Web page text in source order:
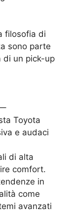
filosofia di
sono parte
di un pick-up
Toyota
e audaci
di alta
comfort.
in
come
avanzati